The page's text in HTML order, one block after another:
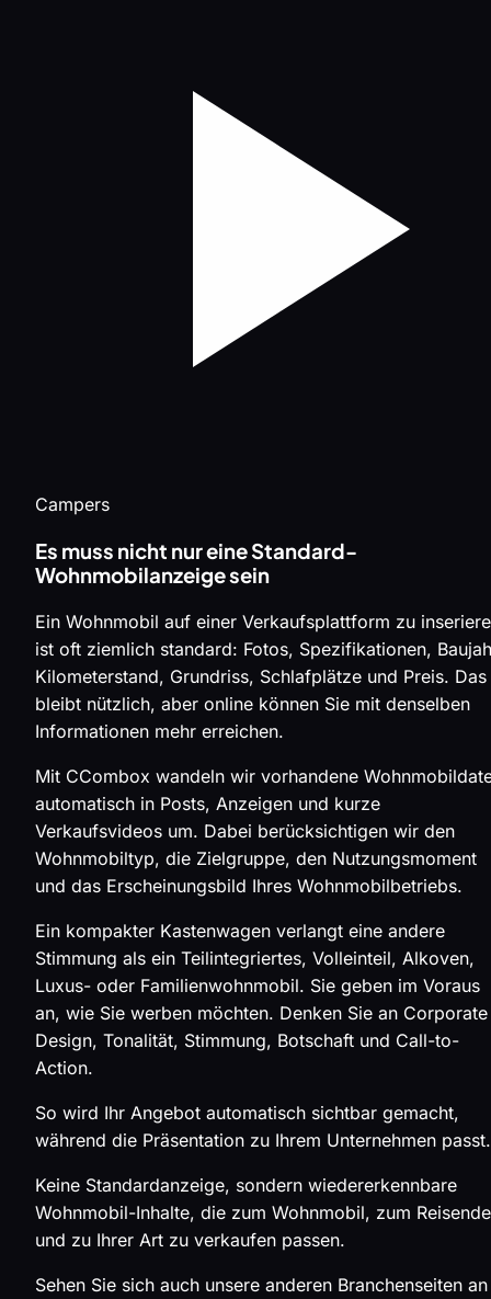
Campers
Es muss nicht nur eine Standard-
Wohnmobilanzeige sein
Ein Wohnmobil auf einer Verkaufsplattform zu
ist oft ziemlich standard: Fotos, Spezifikationen,
Kilometerstand, Grundriss, Schlafplätze und Preis. Das
bleibt nützlich, aber online können Sie mit denselben
Informationen mehr erreichen.
Mit CCombox wandeln wir vorhandene
automatisch in Posts, Anzeigen und kurze
Verkaufsvideos um. Dabei berücksichtigen wir den
Wohnmobiltyp, die Zielgruppe, den Nutzungsmoment
und das Erscheinungsbild Ihres Wohnmobilbetriebs.
Ein kompakter Kastenwagen verlangt eine andere
Stimmung als ein Teilintegriertes, Volleinteil, Alkoven,
Luxus- oder Familienwohnmobil. Sie geben im Voraus
an, wie Sie werben möchten. Denken Sie an Corporate
Design, Tonalität, Stimmung, Botschaft und Call-to-
Action.
So wird Ihr Angebot automatisch sichtbar gemacht,
während die Präsentation zu Ihrem Unternehmen passt.
Keine Standardanzeige, sondern wiedererkennbare
Wohnmobil-Inhalte, die zum Wohnmobil, zum
und zu Ihrer Art zu verkaufen passen.
Sehen Sie sich auch unsere anderen Branchenseiten an